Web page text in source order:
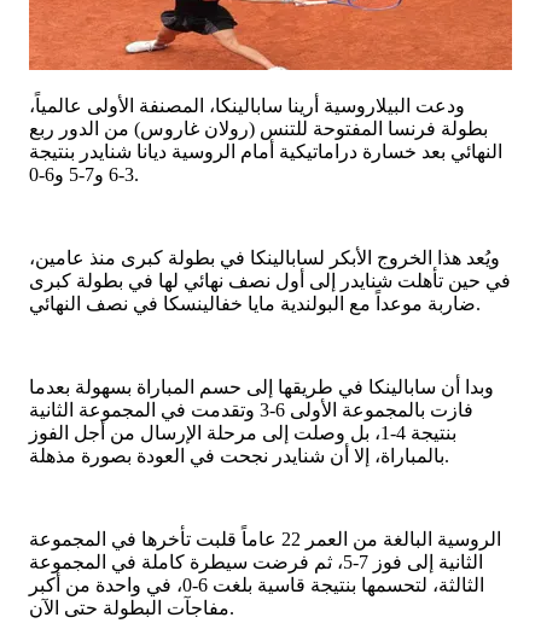
ودعت البيلاروسية أرينا سابالينكا، المصنفة الأولى عالمياً،
بطولة فرنسا المفتوحة للتنس (رولان غاروس) من الدور ربع
النهائي بعد خسارة دراماتيكية أمام الروسية ديانا شنايدر بنتيجة
3-6 و7-5 و6-0.
ويُعد هذا الخروج الأبكر لسابالينكا في بطولة كبرى منذ عامين،
في حين تأهلت شنايدر إلى أول نصف نهائي لها في بطولة كبرى
ضاربة موعداً مع البولندية مايا خفالينسكا في نصف النهائي.
وبدا أن سابالينكا في طريقها إلى حسم المباراة بسهولة بعدما
فازت بالمجموعة الأولى 6-3 وتقدمت في المجموعة الثانية
بنتيجة 4-1، بل وصلت إلى مرحلة الإرسال من أجل الفوز
بالمباراة، إلا أن شنايدر نجحت في العودة بصورة مذهلة.
الروسية البالغة من العمر 22 عاماً قلبت تأخرها في المجموعة
الثانية إلى فوز 7-5، ثم فرضت سيطرة كاملة في المجموعة
الثالثة، لتحسمها بنتيجة قاسية بلغت 6-0، في واحدة من أكبر
مفاجآت البطولة حتى الآن.